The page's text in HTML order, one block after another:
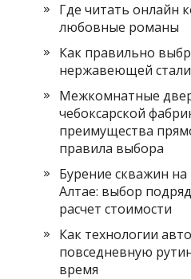
Где читать онлайн
любовные романы
Как правильно
нержавеющей стали
Межкомнатные
чебоксарской
преимущества
правила выбора
Бурение скважин на
Алтае: выбор
расчет стоимости
Как технологии
повседневную
время